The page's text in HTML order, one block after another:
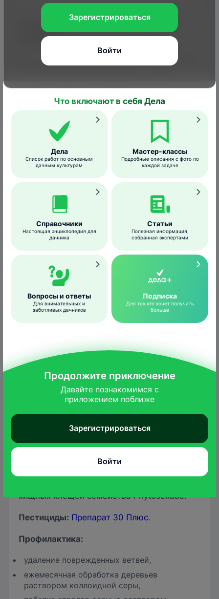
Признаки появления и условия
развития
На молодых побегах появляются округлые
зимуют внутри этих наростов.
arthropodafotos.de
Весной, когда температура воздуха
превысит 15°C, клещи выползают из
зимнего укрытия и перемещаются за
чешуйки почек либо в складки у основания
молодых побегов. Это происходит в
рекомендуется проводить именно в этот
период, т.к. позднее клещи становятся
менее уязвимыми для химических
препаратов.
Меры борьбы и профилактики
хищных клещей семейства Phytoseiidae.
Пестициды: Препарат 30 Плюс.
Профилактика:
удаление поврежденных ветвей,
ежемесячная обработка деревьев
раствором коллоидной серы,
Зарегистрироваться
Войти
Что включают в себя Дела
Дела
Список работ по основным
дачным культурам
Мастер-классы
Подробные описания с фото по
каждой задаче
Справочники
Настоящая энциклопедия для
дачника
Статьи
Полезная информация,
собранная экспертами
Вопросы и ответы
Для внимательных и
заботливых дачников
Подписка
Для тех кто хочет получать
больше
Продолжите приключение
Давайте познакомимся с
приложением поближе
Зарегистрироваться
Войти